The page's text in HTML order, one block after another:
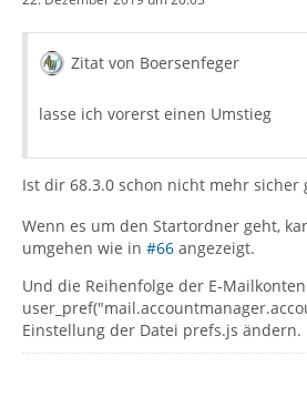
Zitat von Boersenfeger
lasse ich vorerst einen Umstieg
Ist dir 68.3.0 schon nicht mehr sicher
Wenn es um den Startordner geht,
umgehen wie in #66 angezeigt.
Und die Reihenfolge der E-
Einstellung der Datei prefs.js ändern.